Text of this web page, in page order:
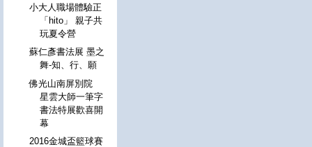
小大人職場體驗正
「hito」 親子共
玩夏令營
蘇仁彥書法展 墨之
舞-知、行、願
佛光山南屏別院
星雲大師一筆字
書法特展歡喜開
幕
2016金城盃籃球賽